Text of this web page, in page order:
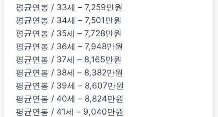
평균연봉 / 33세 – 7,259만원
평균연봉 / 34세 – 7,501만원
평균연봉 / 35세 – 7,728만원
평균연봉 / 36세 – 7,948만원
평균연봉 / 37세 – 8,165만원
평균연봉 / 38세 – 8,382만원
평균연봉 / 39세 – 8,607만원
평균연봉 / 40세 – 8,824만원
평균연봉 / 41세 – 9,040만원